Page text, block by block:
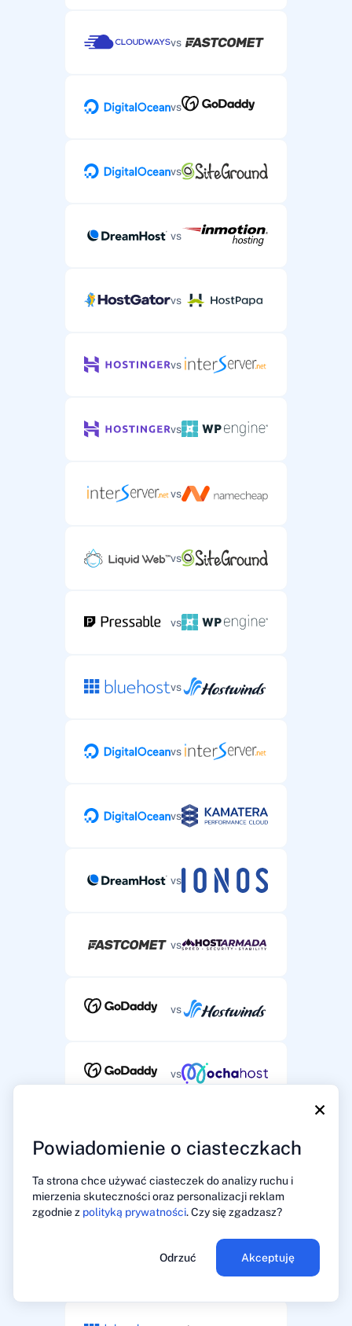
×
Powiadomienie o ciasteczkach
Ta strona chce używać ciasteczek do analizy ruchu i
mierzenia skuteczności oraz personalizacji reklam
zgodnie z polityką prywatności. Czy się zgadzasz?
Odrzuć Akceptuję
vs
vs
vs
vs
vs
vs
vs
vs
vs
vs
vs
vs
vs
vs
vs
vs
vs
vs